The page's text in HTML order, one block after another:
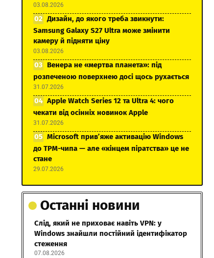
03.08.2026
Дизайн, до якого треба звикнути:
Samsung Galaxy S27 Ultra може змінити
камеру й підняти ціну
03.08.2026
Венера не «мертва планета»: під
розпеченою поверхнею досі щось рухається
31.07.2026
Apple Watch Series 12 та Ultra 4: чого
чекати від осінніх новинок Apple
31.07.2026
Microsoft прив’яже активацію Windows
до TPM-чипа — але «кінцем піратства» це не
стане
29.07.2026
Останні новини
Слід, який не приховає навіть VPN: у
Windows знайшли постійний ідентифікатор
стеження
07.08.2026